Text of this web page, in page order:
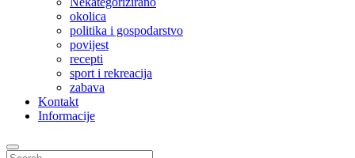
okolica
politika i gospodarstvo
povijest
recepti
sport i rekreacija
zabava
Kontakt
Informacije